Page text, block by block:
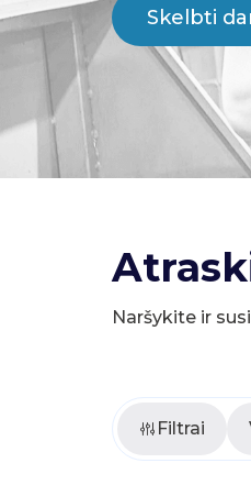
Skelbti
Naršykite ir
Filtrai